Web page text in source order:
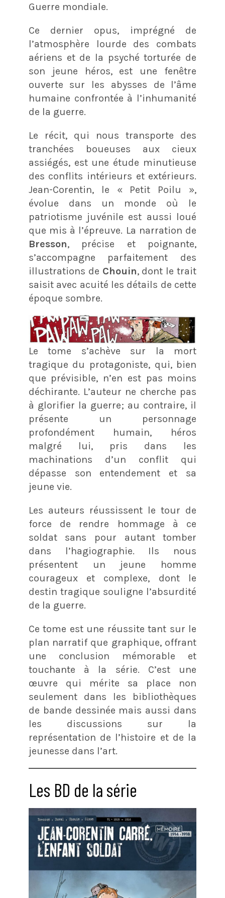
Guerre mondiale.
Ce dernier opus, imprégné de
l’atmosphère lourde des combats
aériens et de la psyché torturée de
son jeune héros, est une fenêtre
ouverte sur les abysses de l’âme
humaine confrontée à l’inhumanité
de la guerre.
Le récit, qui nous transporte des
tranchées boueuses aux cieux
assiégés, est une étude minutieuse
des conflits intérieurs et extérieurs.
Jean-Corentin, le « Petit Poilu »,
évolue dans un monde où le
patriotisme juvénile est aussi loué
que mis à l’épreuve. La narration de
Bresson, précise et poignante,
s’accompagne parfaitement des
illustrations de Chouin, dont le trait
saisit avec acuité les détails de cette
époque sombre.
Le tome s’achève sur la mort
tragique du protagoniste, qui, bien
que prévisible, n’en est pas moins
déchirante. L’auteur ne cherche pas
à glorifier la guerre; au contraire, il
présente un personnage
profondément humain, héros
malgré lui, pris dans les
machinations d’un conflit qui
dépasse son entendement et sa
jeune vie.
Les auteurs réussissent le tour de
force de rendre hommage à ce
soldat sans pour autant tomber
dans l’hagiographie. Ils nous
présentent un jeune homme
courageux et complexe, dont le
destin tragique souligne l’absurdité
de la guerre.
Ce tome est une réussite tant sur le
plan narratif que graphique, offrant
une conclusion mémorable et
touchante à la série. C’est une
œuvre qui mérite sa place non
seulement dans les bibliothèques
de bande dessinée mais aussi dans
les discussions sur la
représentation de l’histoire et de la
jeunesse dans l’art.
Les BD de la série